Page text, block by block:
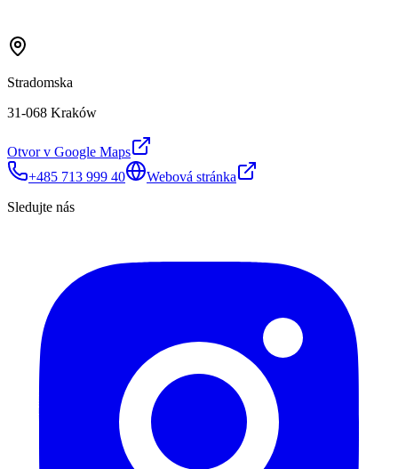
Stradomska
31-068 Kraków
Otvor v Google Maps
+485 713 999 40
Webová stránka
Sledujte nás